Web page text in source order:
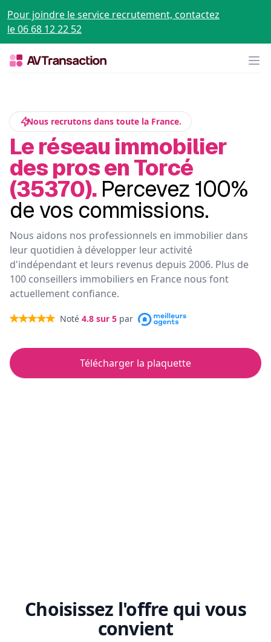
Pour joindre le service recrutement, contactez
le 06 68 12 22 52
Nous recrutons dans toute la France.
Le réseau immobilier
des pros en Torcé
(35370). Percevez 100%
de vos commissions.
Nous aidons nos professionnels en immobilier dans
leur quotidien à développer leur activité
d'indépendant et leurs revenus depuis 2006. Plus de
100 conseillers immobiliers en France nous font
actuellement confiance.
Noté 4.8 sur 5 par
Télécharger la plaquette
Choisissez l'offre qui vous
convient